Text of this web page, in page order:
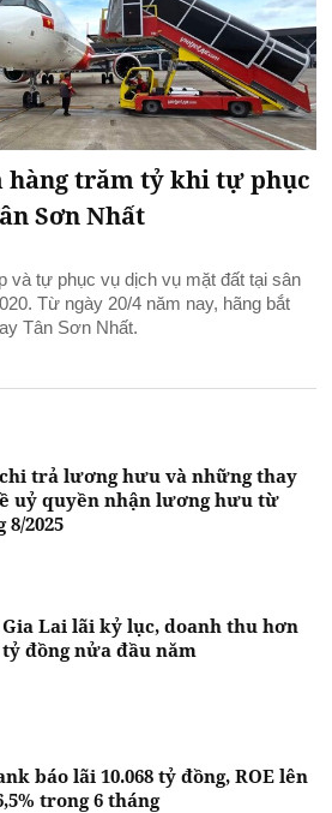
trăm tỷ khi tự phục
Sơn Nhất
và tự phục vụ dịch vụ mặt đất tại sân
Từ ngày 20/4 năm nay, hãng bắt
Tân Sơn Nhất.
trả lương hưu và những thay
uỷ quyền nhận lương hưu từ
8/2025
Lai lãi kỷ lục, doanh thu hơn
tỷ đồng nửa đầu năm
báo lãi 10.068 tỷ đồng, ROE lên
trong 6 tháng